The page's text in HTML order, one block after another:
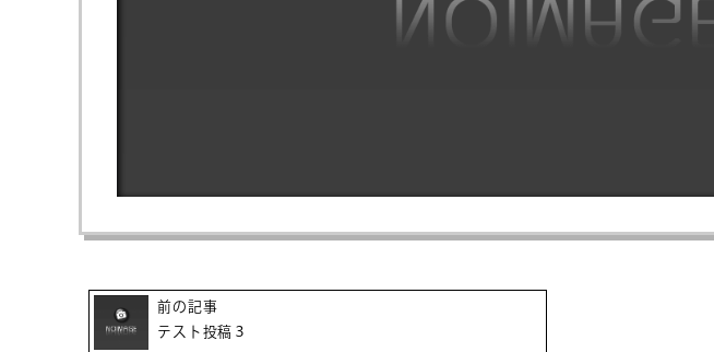
前の記事
テスト投稿３